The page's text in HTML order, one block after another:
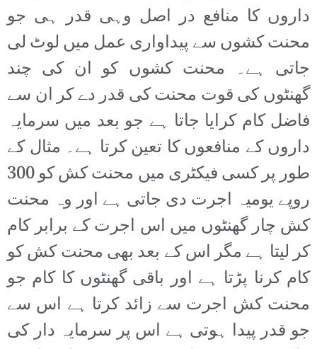
داروں کا منافع در اصل وہی قدر ہی جو
محنت کشوں سے پیداواری عمل میں لوٹ لی
جاتی ہے۔ محنت کشوں کو ان کی چند
گھنٹوں کی قوت محنت کی قدر دے کر ان سے
فاضل کام کرایا جاتا ہے جو بعد میں سرمایہ
داروں کے منافعوں کا تعین کرتا ہے۔ مثال کے
طور پر کسی فیکٹری میں محنت کش کو 300
روپے یومیہ اجرت دی جاتی ہے اور وہ محنت
کش چار گھنٹوں میں اس اجرت کے برابر کام
کر لیتا ہے مگر اس کے بعد بھی محنت کش کو
کام کرنا پڑتا ہے اور باقی گھنٹوں کا کام جو
محنت کش اجرت سے زائد کرتا ہے اس سے
جو قدر پیدا ہوتی ہے اس پر سرمایہ دار کی